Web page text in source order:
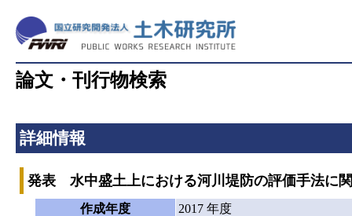
論文・刊行物検索
詳細情報
発表 水中盛土上における河川堤防の評価手法に
作成年度
2017 年度